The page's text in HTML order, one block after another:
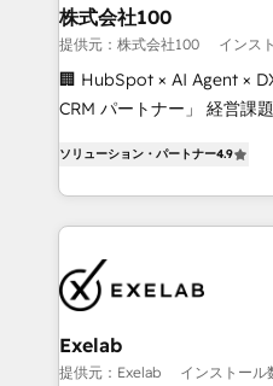
business perspective.
scaled businesses
understanding of what
as their systems, data,
range of industries,
B2B services,
on delivering clean,
create long-term value
株式会社100
提供元：株式会社100 インス
🏢 HubSpot × AI Agent ×
CRM パートナー」 経営課題と現場業務をつなぐAIネイ
力で顧客フロント業務を再設計します
をする会社か？ HubSpot
トを組み込んだ顧客フロン
ィブ・エージェンシーです
門が分立する組織で、デー
を、CRMを軸とした全社共
思決定者・PMO・現場担当者
ソリューション・パートナー4.9
Exelab
提供元：Exelab インストール